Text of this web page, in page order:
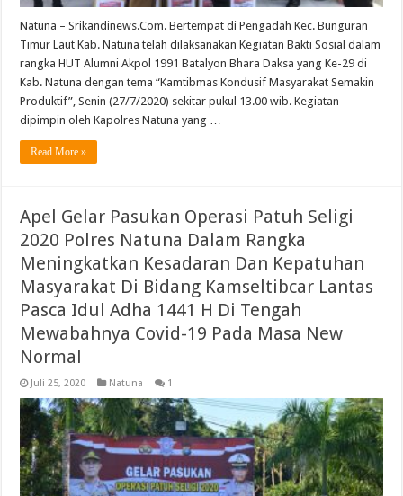
Natuna – Srikandinews.Com. Bertempat di Pengadah Kec. Bunguran
Timur Laut Kab. Natuna telah dilaksanakan Kegiatan Bakti Sosial dalam
rangka HUT Alumni Akpol 1991 Batalyon Bhara Daksa yang Ke-29 di
Kab. Natuna dengan tema “Kamtibmas Kondusif Masyarakat Semakin
Produktif”, Senin (27/7/2020) sekitar pukul 13.00 wib. Kegiatan
dipimpin oleh Kapolres Natuna yang …
Read More »
Apel Gelar Pasukan Operasi Patuh Seligi
2020 Polres Natuna Dalam Rangka
Meningkatkan Kesadaran Dan Kepatuhan
Masyarakat Di Bidang Kamseltibcar Lantas
Pasca Idul Adha 1441 H Di Tengah
Mewabahnya Covid-19 Pada Masa New
Normal
Juli 25, 2020 Natuna 1